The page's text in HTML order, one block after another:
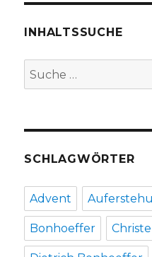
INHALTSSUCHE
Suche
nach:
SCHLAGWÖRTER
Advent
Bonhoeffer